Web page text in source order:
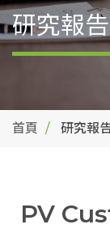
研究報告
首頁 研究報
PV